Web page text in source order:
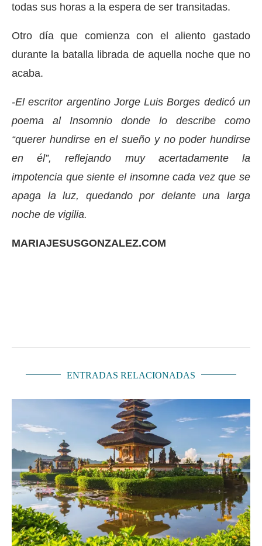
todas sus horas a la espera de ser transitadas.
Otro día que comienza con el aliento gastado
durante la batalla librada de aquella noche que no
acaba.
-El escritor argentino Jorge Luis Borges dedicó un
poema al Insomnio donde lo describe como
“querer hundirse en el sueño y no poder hundirse
en él”, reflejando muy acertadamente la
impotencia que siente el insomne cada vez que se
apaga la luz, quedando por delante una larga
noche de vigilia.
MARIAJESUSGONZALEZ.COM
ENTRADAS RELACIONADAS